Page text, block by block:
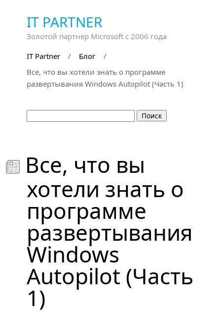
IT PARTNER
Золотой партнер Microsoft с 2006 года
IT Partner
/ Блог
/
Все, что вы хотели знать о программе
развертывания Windows Autopilot (Часть 1)

Все, что вы
хотели знать о
программе
развертывания
Windows
Autopilot (Часть
1)